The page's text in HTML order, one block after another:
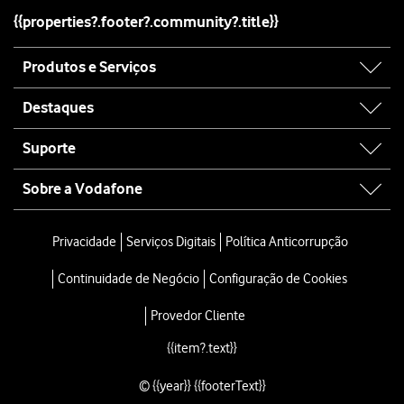
{{properties?.footer?.community?.title}}
map
Produtos e Serviços
Destaques
Suporte
Sobre a Vodafone
Privacidade Serviços Digitais Política Anticorrupção
Continuidade de Negócio Configuração de Cookies
Provedor Cliente
{{item?.text}}
© {{year}} {{footerText}}